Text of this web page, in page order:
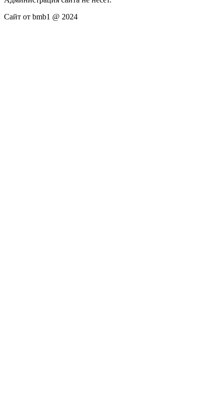
Сайт от bmb1 @ 2024